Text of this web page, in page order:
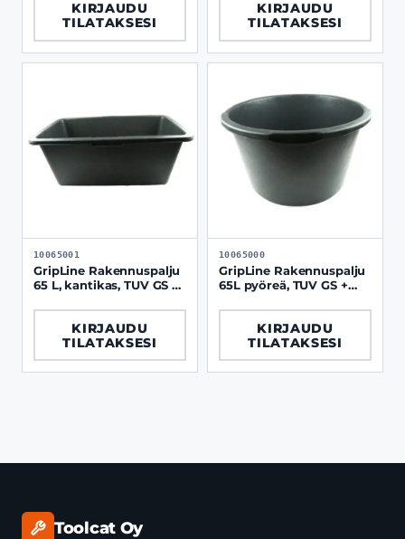
KIRJAUDU
TILATAKSESI
KIRJAUDU
TILATAKSESI
10065001
GripLine Rakennuspalju
65 L, kantikas, TUV GS +
KIRJAUDU
TILATAKSESI
10065000
GripLine Rakennuspalju
65L pyöreä, TUV GS +
KIRJAUDU
TILATAKSESI
Toolcat Oy